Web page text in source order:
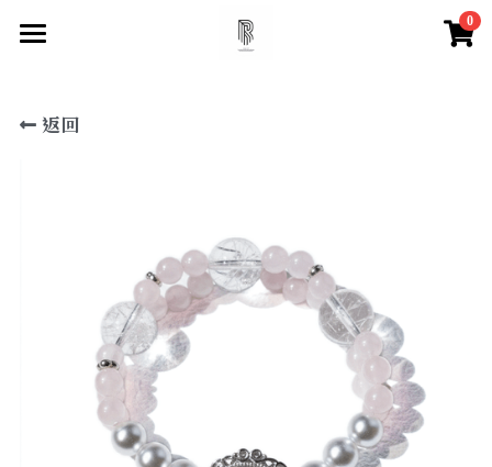
0
尋找你的祝福
【項鍊】
【手鍊款】
【眉心輪 頂輪】
【喉輪】
天然水晶特性
水晶必備知識
登錄/註冊
搜索
返回
×
商品分類
所有商品分類
×
部落格分類
所有博客分類